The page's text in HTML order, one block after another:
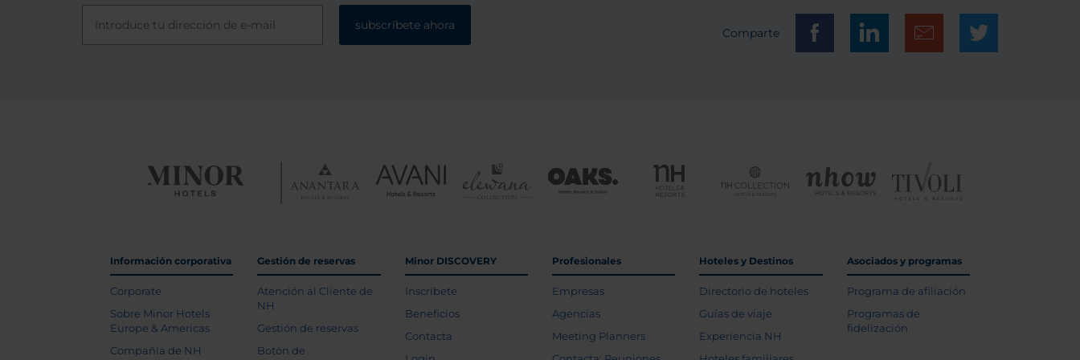
subscríbete ahora
Comparte
Información corporativa
Corporate
Sobre Minor Hotels
Europe & Americas
Compañía de NH
Gestión de reservas
Atención al Cliente de
NH
Gestión de reservas
Botón de
Minor DISCOVERY
Inscríbete
Beneficios
Contacta
Profesionales
Empresas
Agencias
Meeting Planners
Hoteles y Destinos
Directorio de hoteles
Guías de viaje
Experiencia NH
Asociados y programas
Programa de afiliación
Programas de
fidelización